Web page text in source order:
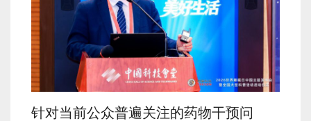
针对当前公众普遍关注的药物干预问